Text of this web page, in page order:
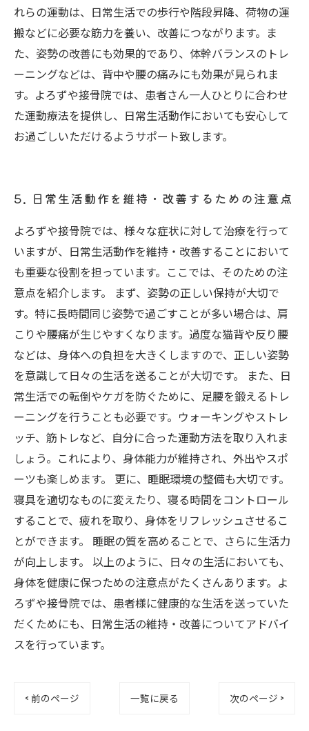
れらの運動は、日常生活での歩行や階段昇降、荷物の運
搬などに必要な筋力を養い、改善につながります。ま
た、姿勢の改善にも効果的であり、体幹バランスのトレ
ーニングなどは、背中や腰の痛みにも効果が見られま
す。よろずや接骨院では、患者さん一人ひとりに合わせ
た運動療法を提供し、日常生活動作においても安心して
お過ごしいただけるようサポート致します。
5. 日常生活動作を維持・改善するための注意点
よろずや接骨院では、様々な症状に対して治療を行って
いますが、日常生活動作を維持・改善することにおいて
も重要な役割を担っています。ここでは、そのための注
意点を紹介します。 まず、姿勢の正しい保持が大切で
す。特に長時間同じ姿勢で過ごすことが多い場合は、肩
こりや腰痛が生じやすくなります。過度な猫背や反り腰
などは、身体への負担を大きくしますので、正しい姿勢
を意識して日々の生活を送ることが大切です。 また、日
常生活での転倒やケガを防ぐために、足腰を鍛えるトレ
ーニングを行うことも必要です。ウォーキングやストレ
ッチ、筋トレなど、自分に合った運動方法を取り入れま
しょう。これにより、身体能力が維持され、外出やスポ
ーツも楽しめます。 更に、睡眠環境の整備も大切です。
寝具を適切なものに変えたり、寝る時間をコントロール
することで、疲れを取り、身体をリフレッシュさせるこ
とができます。 睡眠の質を高めることで、さらに生活力
が向上します。 以上のように、日々の生活においても、
身体を健康に保つための注意点がたくさんあります。よ
ろずや接骨院では、患者様に健康的な生活を送っていた
だくためにも、日常生活の維持・改善についてアドバイ
スを行っています。
< 前のページ 一覧に戻る 次のページ >